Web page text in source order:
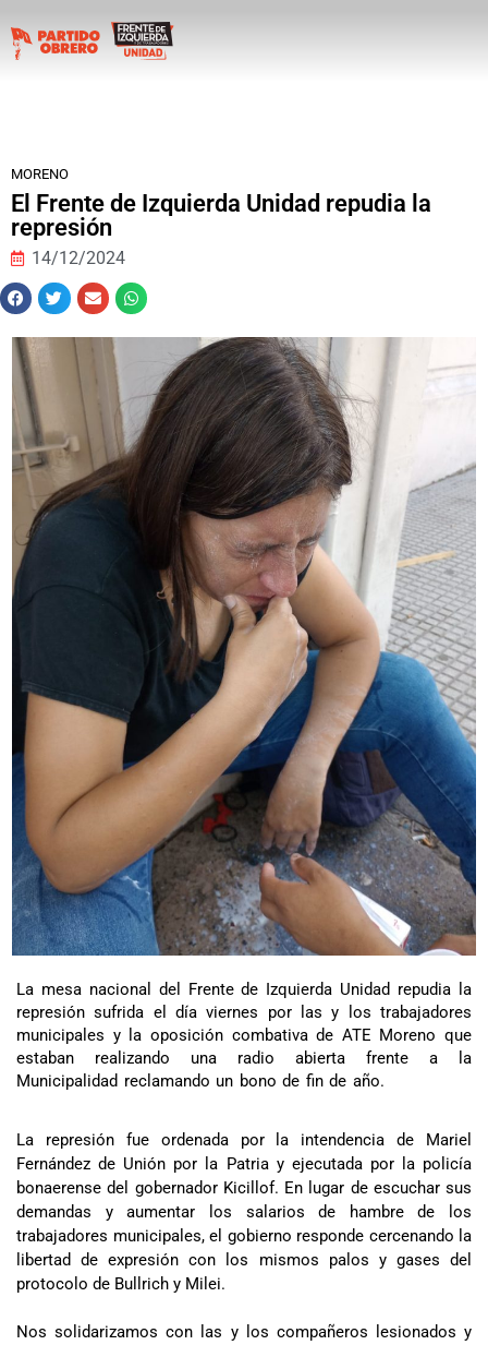
MORENO
El Frente de Izquierda Unidad repudia la
represión
14/12/2024
La mesa nacional del Frente de Izquierda Unidad repudia la
represión sufrida el día viernes por las y los trabajadores
municipales y la oposición combativa de ATE Moreno que
estaban realizando una radio abierta frente a la
Municipalidad reclamando un bono de fin de año.
La represión fue ordenada por la intendencia de Mariel
Fernández de Unión por la Patria y ejecutada por la policía
bonaerense del gobernador Kicillof. En lugar de escuchar sus
demandas y aumentar los salarios de hambre de los
trabajadores municipales, el gobierno responde cercenando la
libertad de expresión con los mismos palos y gases del
protocolo de Bullrich y Milei.
Nos solidarizamos con las y los compañeros lesionados y